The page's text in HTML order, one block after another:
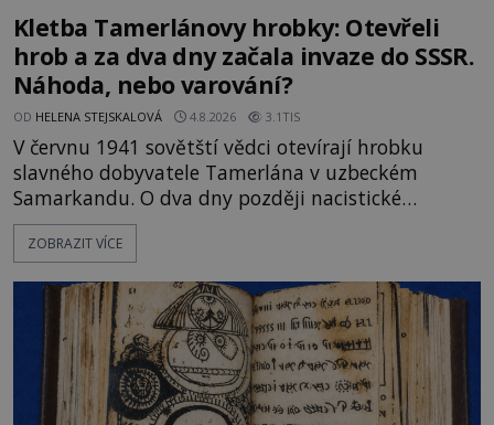
Kletba Tamerlánovy hrobky: Otevřeli
hrob a za dva dny začala invaze do SSSR.
Náhoda, nebo varování?
OD HELENA STEJSKALOVÁ 4.8.2026 3.1TIS
V červnu 1941 sovětští vědci otevírají hrobku
slavného dobyvatele Tamerlána v uzbeckém
Samarkandu. O dva dny později nacistické
Německo zahajuje operaci Barbarossa a napadá
Sovětský svaz. Shoda dat je natolik zarážející, že se
na legendě něco pravdy, nebo jde jen o fascinující
souhru okolností? Když antropolog Michail
Gerasimov (1907-1970) a
ZOBRAZIT VÍCE